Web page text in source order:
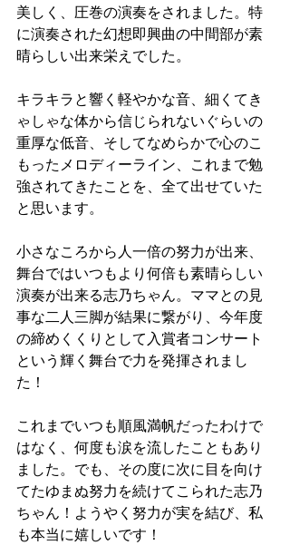
美しく、圧巻の演奏をされました。特
に演奏された幻想即興曲の中間部が素
晴らしい出来栄えでした。
キラキラと響く軽やかな音、細くてき
ゃしゃな体から信じられないぐらいの
重厚な低音、そしてなめらかで心のこ
もったメロディーライン、これまで勉
強されてきたことを、全て出せていた
と思います。
小さなころから人一倍の努力が出来、
舞台ではいつもより何倍も素晴らしい
演奏が出来る志乃ちゃん。ママとの見
事な二人三脚が結果に繋がり、今年度
の締めくくりとして入賞者コンサート
という輝く舞台で力を発揮されまし
た！
これまでいつも順風満帆だったわけで
はなく、何度も涙を流したこともあり
ました。でも、その度に次に目を向け
てたゆまぬ努力を続けてこられた志乃
ちゃん！ようやく努力が実を結び、私
も本当に嬉しいです！